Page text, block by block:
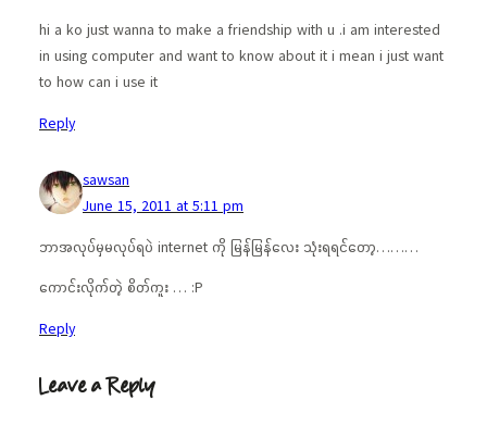
hi a ko just wanna to make a friendship with u .i am interested
in using computer and want to know about it i mean i just want
to how can i use it
Reply
sawsan
June 15, 2011 at 5:11 pm
ဘာအလုပ်မှမလုပ်ရပဲ internet ကို မြန်မြန်လေး သုံးရရင်တော့………
ကောင်းလိုက်တဲ့ စိတ်ကူး … :P
Reply
Leave a Reply